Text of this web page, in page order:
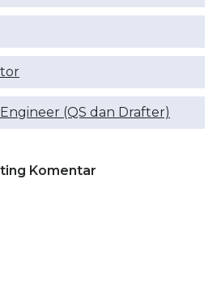
(QS dan Drafter)
Komentar